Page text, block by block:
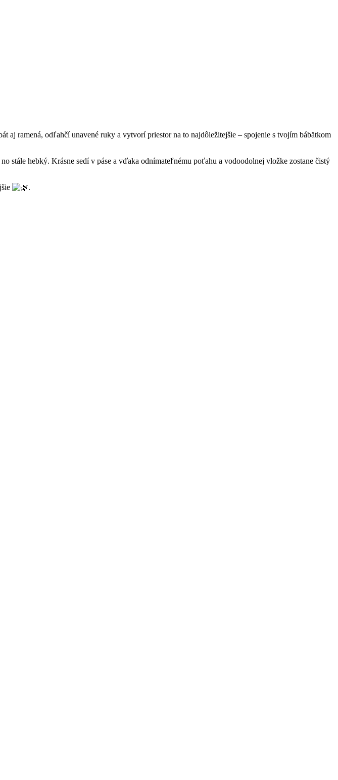
aj ramená, odľahčí unavené ruky a vytvorí priestor na to najdôležitejšie – spojenie s tvojím bábätkom
stále hebký. Krásne sedí v páse a vďaka odnímateľnému poťahu a vodoodolnej vložke zostane čistý
.